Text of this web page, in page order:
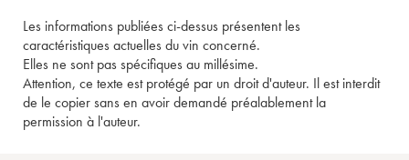
Les informations publiées ci-dessus présentent les
caractéristiques actuelles du vin concerné.
Elles ne sont pas spécifiques au millésime.
Attention, ce texte est protégé par un droit d'auteur. Il est interdit
de le copier sans en avoir demandé préalablement la
permission à l'auteur.